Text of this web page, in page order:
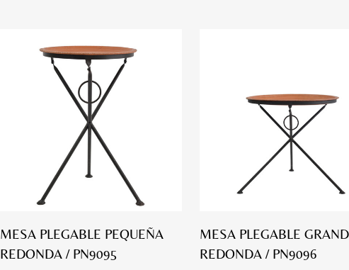
MESA PLEGABLE PEQUEÑA
REDONDA / PN9095
MESA PLEGABLE
REDONDA / PN9096